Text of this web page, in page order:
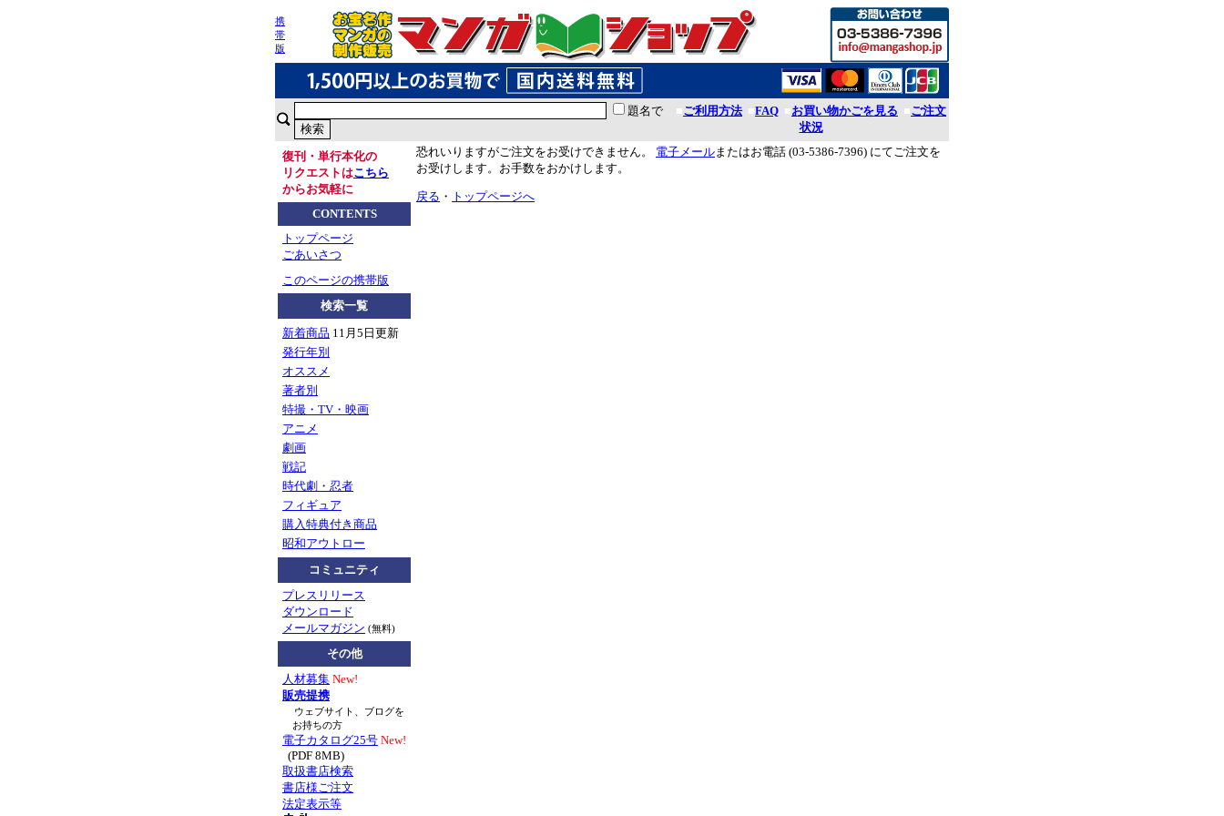
携
帯
版
題名で ■ご利用方法■FAQ ■お買い物かごを見る ■ご注文
状況
復刊・単行本化の
リクエストはこちら
からお気軽に
CONTENTS
トップページ
ごあいさつ
このページの携帯版
検索一覧
新着商品 11月5日更新
発行年別
オススメ
著者別
特撮・TV・映画
アニメ
劇画
戦記
時代劇・忍者
フィギュア
購入特典付き商品
昭和アウトロー
コミュニティ
プレスリリース
ダウンロード
メールマガジン (無料)
その他
人材募集 New!
販売提携
ウェブサイト、ブログを
お持ちの方
電子カタログ25号 New!
(PDF 8MB)
取扱書店検索
書店様ご注文
法定表示等
恐れいりますがご注文をお受けできません。 電子メールまたはお電話 (03-5386-7396) にてご注文を
お受けします。お手数をおかけします。
戻る ・ トップページへ